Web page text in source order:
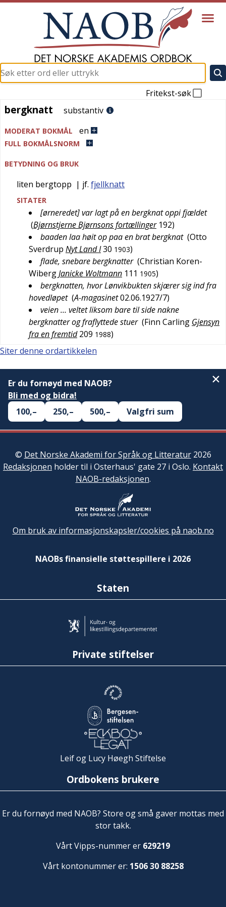
Fritekst-søk
bergknatt
bergknatt substantiv
MODERAT BOKMÅL en
FULL BOKMÅLSNORM
BETYDNING OG BRUK
liten bergtopp | jf. fjellknatt
SITATER
[ørneredet] var lagt på en bergknat oppi fjældet
(Bjørnstjerne Bjørnsons fortællinger 192)
baaden laa høit op paa en brat bergknat (Otto
Sverdrup Nyt Land I30 1903)
flade, snebare bergknatter (Christian Koren-
WibergJanicke Woltmann 111 1905)
bergknatten, hvor Lønvikbukten skjærer sig ind fra
hovedløpet (A-magasinet02.06.1927/7)
veien … veltet liksom bare til side nakne
bergknatter og fraflyttede stuer (Finn Carling Gjensyn
fra en fremtid 209 1988)
Siter denne ordartikkelen
Er du fornøyd med NAOB?
Bli med og bidra!
100,–
250,– 500,– Valgfri sum
© Det Norske Akademi for Språk og Litteratur2026
Redaksjonen holder til i Osterhaus' gate 27 i Oslo. Kontakt
NAOB-redaksjonen.
Om bruk av informasjonskapsler/cookies på naob.no
NAOBs finansielle støttespillere i 2026
Staten
Private stiftelser
Leif og Lucy Høegh Stiftelse
Ordbokens brukere
Er du fornøyd med NAOB? Store og små gaver mottas med
stor takk.
Vårt Vipps-nummer er 629219
Vårt kontonummer er: 1506 30 88258